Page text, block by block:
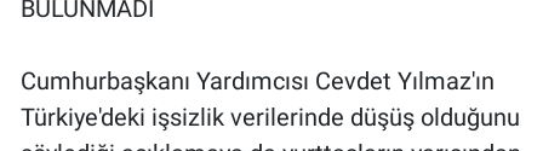
BULUNMADI
Cumhurbaşkanı Yardımcısı Cevdet Yılmaz'ın
Türkiye'deki işsizlik verilerinde düşüş olduğunu